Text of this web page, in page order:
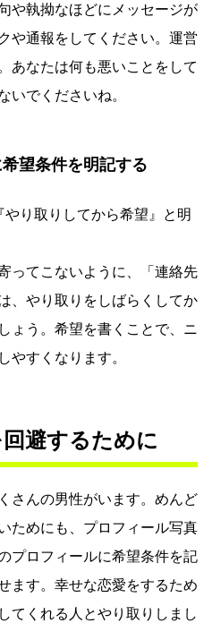
や執拗なほどにメッセージが
や通報をしてください。運営
あなたは何も悪いことをして
いでくださいね。
望条件を明記する
り取りしてから希望』と明
ってこないように、「連絡先
、やり取りをしばらくしてか
ょう。希望を書くことで、ニ
やすくなります。
避するために
さんの男性がいます。めんど
ためにも、プロフィール写真
プロフィールに希望条件を記
ます。幸せな恋愛をするため
てくれる人とやり取りしまし